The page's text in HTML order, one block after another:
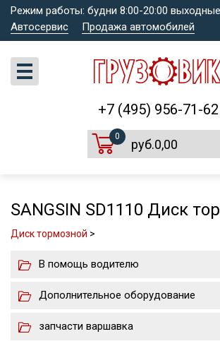
Режим работы: будни 8:00-20:00
Автосервис
Продажа автомобилей
+7 (495) 956-71-62
0
руб.0,00
SANGSIN SD1110 Диск
Диск тормозной >
В помощь водителю
Дополнительное оборудование
запчасти варшавка